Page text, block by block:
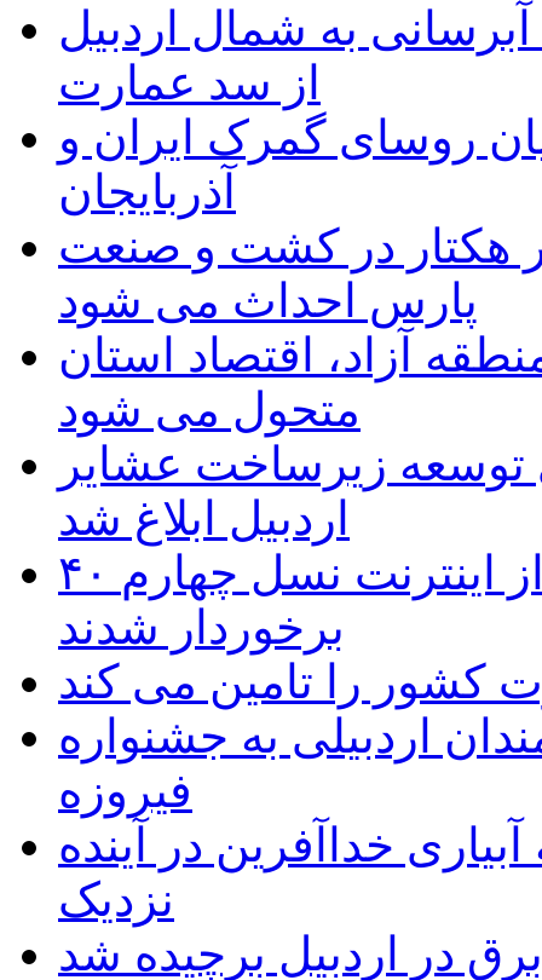
ماده ۲۳ طرح آبرسانی به شمال اردبیل
از سد عمارت
روسای گمرک ایران و
آذربایجان
هکتار در کشت و صنعت
پارس احداث می شود
آزاد، اقتصاد استان
متحول می شود
برای توسعه زیرساخت عشایر
اردبیل ابلاغ شد
۴۰ روستای شهرستان گِرمی از اینترنت نسل چهارم
برخوردار شدند
به۵۰ اثر هنرمندان اردبیلی به جشنواره
فیروزه
خداآفرین در آینده
نزدیک